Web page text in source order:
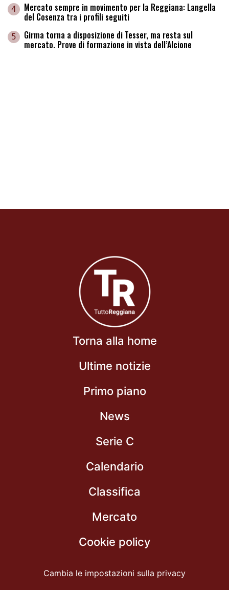
4 Mercato sempre in movimento per la Reggiana: Langella
del Cosenza tra i profili seguiti
5 Girma torna a disposizione di Tesser, ma resta sul
mercato. Prove di formazione in vista dell’Alcione
Torna alla home
Ultime notizie
Primo piano
News
Serie C
Calendario
Classifica
Mercato
Cookie policy
Cambia le impostazioni sulla privacy